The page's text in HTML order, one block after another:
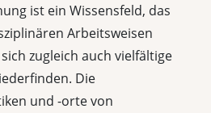
ist ein Wissensfeld, das
Arbeitsweisen
zugleich auch vielfältige
Die
und -orte von